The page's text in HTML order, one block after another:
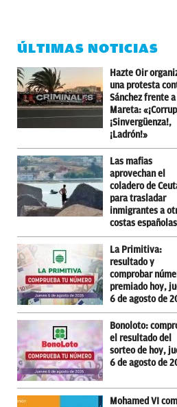
ÚLTIMAS NOTICIAS
Hazte Oir
una protesta
Sánchez frente a
Mareta:
¡Sinvergüenza!,
¡Ladrón!»
Las mafias
aprovechan el
coladero de
para trasladar
inmigrantes a
costas españolas
La Primitiva:
resultado y
comprobar
premiado hoy,
6 de agosto de
Bonoloto:
el resultado del
sorteo de hoy,
6 de agosto de
Mohamed VI